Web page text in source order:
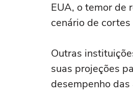
EUA, o temor de
cenário de
Outras
suas projeções
desempenho